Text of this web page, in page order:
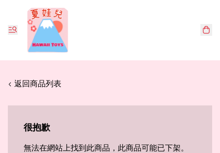
< 返回商品列表
很抱歉
無法在網站上找到此商品，此商品可能已下架。